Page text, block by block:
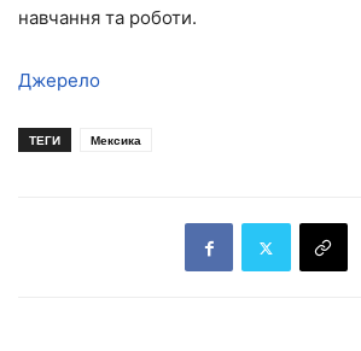
навчання та роботи.
Джерело
ТЕГИ Мексика